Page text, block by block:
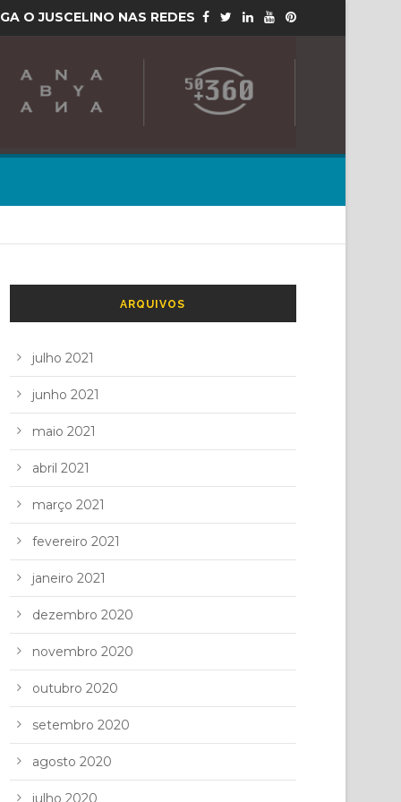
O JUSCELINO NAS REDES
ARQUIVOS
julho 2021
junho 2021
maio 2021
abril 2021
março 2021
fevereiro 2021
janeiro 2021
dezembro 2020
novembro 2020
outubro 2020
setembro 2020
agosto 2020
julho 2020